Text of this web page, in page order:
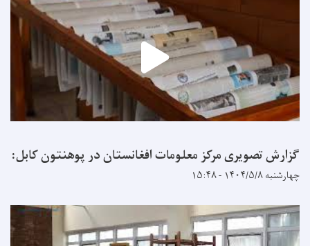
گزارش تصویری مرکز معلومات افغانستان در پوهنتون کابل:
چهارشنبه ۱۴۰۴/۵/۸ - ۱۵:۴۸